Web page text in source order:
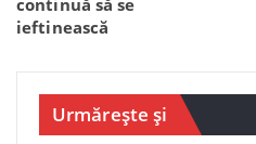
ieftinească
Urmărește și